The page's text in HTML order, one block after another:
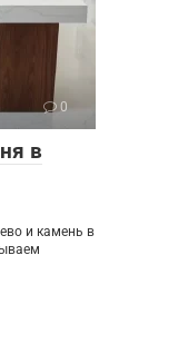
0
в
и камень в